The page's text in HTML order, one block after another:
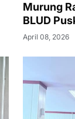
Murung
BLUD
April 08, 2026